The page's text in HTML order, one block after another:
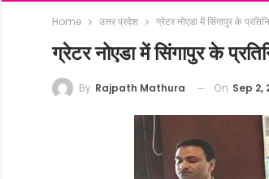
Home उत्तर प्रदेश ग्रेटर नोएडा में सिंगापुर के
ग्रेटर नोएडा में सिंगापुर के
By Rajpath Mathura On Sep 2,